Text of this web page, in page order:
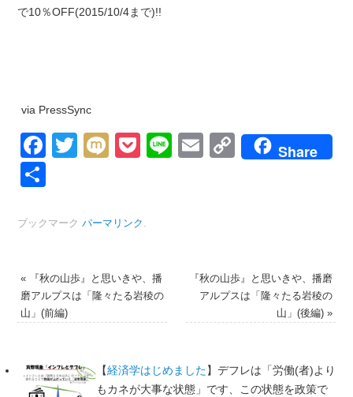
で10％OFF(2015/10/4まで)!!
via PressSync
Facebook
Twitter
MixiPocket
LineEmailCopyShare
ブックマーク パーマリンク .
«『秋の山歩』と思いきや、播
磨アルプスは「隆々たる岩稜の
山」(前編)
『秋の山歩』と思いきや、播磨
アルプスは「隆々たる岩稜の
山」(後編)»
【経済学はじめました】デフレは「労働(者)より
もカネが大事な状態」です、この状態を政策で